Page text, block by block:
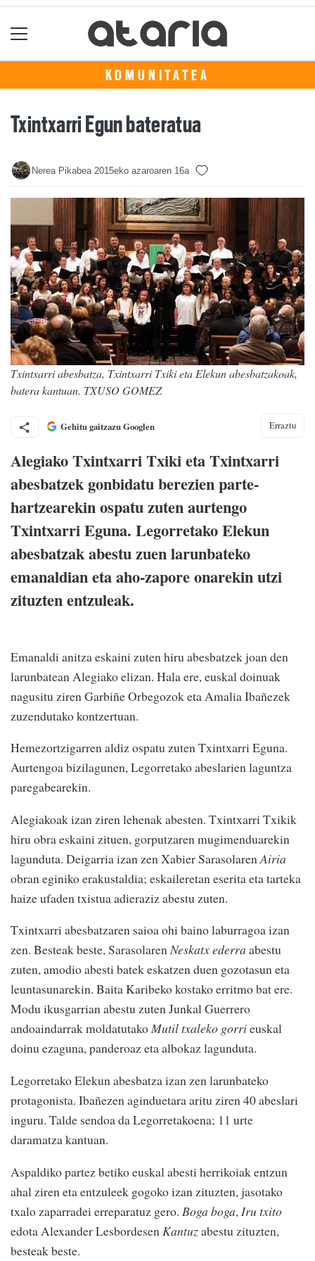
KOMUNITATEA
Txintxarri Egun bateratua
Nerea Pikabea 2015eko azaroaren 16a
Txintxarri abesbatza, Txintxarri Txiki eta Elekun abesbatzakoak,
batera kantuan. TXUSO GOMEZ
Gehitu gaitzazu Googlen Erraztu
Alegiako Txintxarri Txiki eta Txintxarri
abesbatzek gonbidatu berezien parte-
hartzearekin ospatu zuten aurtengo
Txintxarri Eguna. Legorretako Elekun
abesbatzak abestu zuen larunbateko
emanaldian eta aho-zapore onarekin utzi
zituzten entzuleak.
Emanaldi anitza eskaini zuten hiru abesbatzek joan den
larunbatean Alegiako elizan. Hala ere, euskal doinuak
nagusitu ziren Garbiñe Orbegozok eta Amalia Ibañezek
zuzendutako kontzertuan.
Hemezortzigarren aldiz ospatu zuten Txintxarri Eguna.
Aurtengoa bizilagunen, Legorretako abeslarien laguntza
paregabearekin.
Alegiakoak izan ziren lehenak abesten. Txintxarri Txikik
hiru obra eskaini zituen, gorputzaren mugimenduarekin
lagunduta. Deigarria izan zen Xabier Sarasolaren Airia
obran eginiko erakustaldia; eskaileretan eserita eta tarteka
haize ufaden txistua adieraziz abestu zuten.
Txintxarri abesbatzaren saioa ohi baino laburragoa izan
zen. Besteak beste, SarasolarenNeskatx ederra abestu
zuten, amodio abesti batek eskatzen duen gozotasun eta
leuntasunarekin. Baita Karibeko kostako erritmo bat ere.
Modu ikusgarrian abestu zuten Junkal Guerrero
andoaindarrak moldatutakoMutil txaleko gorrieuskal
doinu ezaguna, panderoaz eta albokaz lagunduta.
Legorretako Elekun abesbatza izan zen larunbateko
protagonista. Ibañezen aginduetara aritu ziren 40 abeslari
inguru. Talde sendoa da Legorretakoena; 11 urte
daramatza kantuan.
Aspaldiko partez betiko euskal abesti herrikoiak entzun
ahal ziren eta entzuleek gogoko izan zituzten, jasotako
txalo zaparradei erreparatuz gero. Boga boga, Iru txito
edota Alexander Lesbordesen Kantuzabestu zituzten,
besteak beste.